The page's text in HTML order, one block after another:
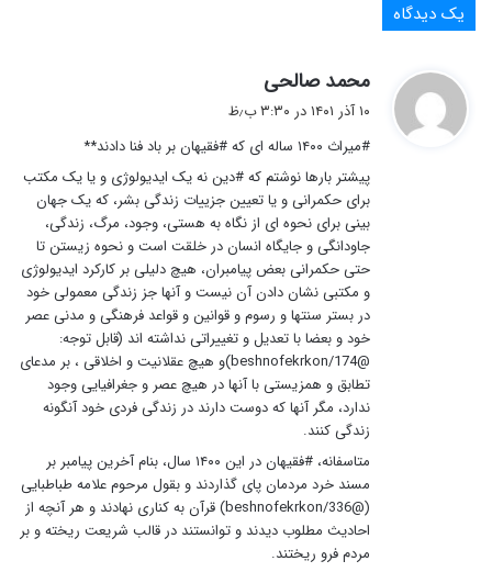
یک دیدگاه
محمد صالحی
ف
:
۱۰ آذر ۱۴۰۱ در ۳:۳۰ ب٫ظ
#میراث ۱۴۰۰ ساله ای که #فقیهان بر باد فنا دادند**
پیشتر بارها نوشتم که #دین نه یک ایدیولوژی و یا یک مکتب
برای حکمرانی و یا تعیین جزییات زندگی بشر، که یک جهان
بینی برای نحوه ای از نگاه به هستی، وجود، مرگ، زندگی،
جاودانگی و جایگاه انسان در خلقت است و نحوه زیستن تا
حتی حکمرانی بعض پیامبران، هیچ دلیلی بر کارکرد ایدیولوژی
و مکتبی نشان دادن آن نیست و آنها جز زندگی معمولی خود
در بستر سنتها و رسوم و قوانین و قواعد فرهنگی و مدنی عصر
خود و بعضا با تعدیل و تغییراتی نداشته اند (قابل توجه:
@beshnofekrkon/174)و هیچ عقلانیت و اخلاقی ، بر مدعای
تطابق و همزیستی با آنها در هیچ عصر و جغرافیایی وجود
ندارد، مگر آنها که دوست دارند در زندگی فردی خود آنگونه
زندگی کنند.
متاسفانه، #فقیهان در این ۱۴۰۰ سال، بنام آخرین پیامبر بر
مسند خرد مردمان پای گذاردند و بقول مرحوم علامه طباطبایی
(@beshnofekrkon/336) قرآن به کناری نهادند و هر آنچه از
احادیث مطلوب دیدند و توانستند در قالب شریعت ریخته و بر
مردم فرو ریختند.